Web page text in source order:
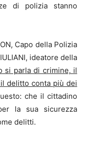
di polizia stanno
Capo della Polizia
ideatore della
si parla di crimine, il
delitto conta più dei
che il cittadino
la sua sicurezza
delitti.